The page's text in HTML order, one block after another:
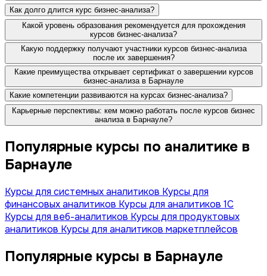
Как долго длится курс бизнес-анализа?
Какой уровень образования рекомендуется для прохождения
курсов бизнес-анализа?
Какую поддержку получают участники курсов бизнес-анализа
после их завершения?
Какие преимущества открывает сертификат о завершении курсов
бизнес-анализа в Барнауле
Какие компетенции развиваются на курсах бизнес-анализа?
Карьерные перспективы: кем можно работать после курсов бизнес
анализа в Барнауле?
Популярные курсы по аналитике в
Барнауле
Курсы для системных аналитиков Курсы для
финансовых аналитиков Курсы для аналитиков 1C
Курсы для веб-аналитиков Курсы для продуктовых
аналитиков Курсы для аналитиков маркетплейсов
Популярные курсы в Барнауле